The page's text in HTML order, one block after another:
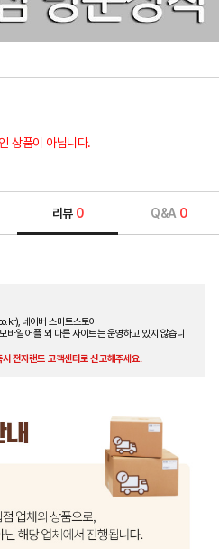
상품이 아닙니다.
리뷰 0 Q&A 0
네이버 스마트스토어
일 어플 외 다른 사이트는 운영하고 있지 않습니
시 전자랜드 고객센터로 신고해주세요.